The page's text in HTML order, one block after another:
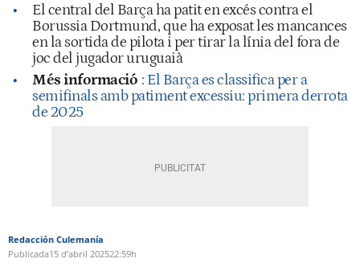
El central del Barça ha patit en excés contra el
Borussia Dortmund, que ha exposat les mancances
en la sortida de pilota i per tirar la línia del fora de
joc del jugador uruguaià
Més informació : El Barça es classifica per a
semifinals amb patiment excessiu: primera derrota
de 2025
Redacción Culemanía
Publicada15 d’abril 202522:59h